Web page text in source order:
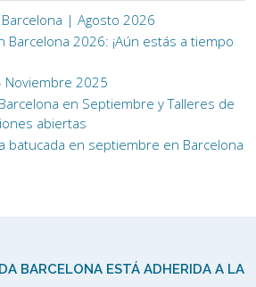
| Agosto 2026
Barcelona 2026: ¡Aún estás a tiempo
Noviembre 2025
en Septiembre y Talleres de
abiertas
batucada en septiembre en Barcelona
BARCELONA ESTÁ ADHERIDA A LA